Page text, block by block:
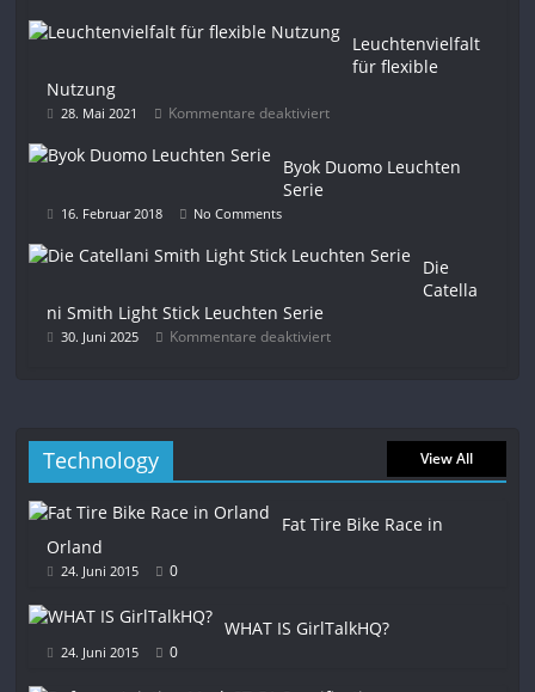
Leuchtenvielfalt
für flexible
Nutzung
28. Mai 2021 Kommentare deaktiviert
Byok Duomo Leuchten
Serie
16. Februar 2018 No Comments
Die
Catella
ni Smith Light Stick Leuchten Serie
30. Juni 2025 Kommentare deaktiviert
Technology View All
Fat Tire Bike Race in
Orland
24. Juni 2015 0
WHAT IS GirlTalkHQ?
24. Juni 2015 0